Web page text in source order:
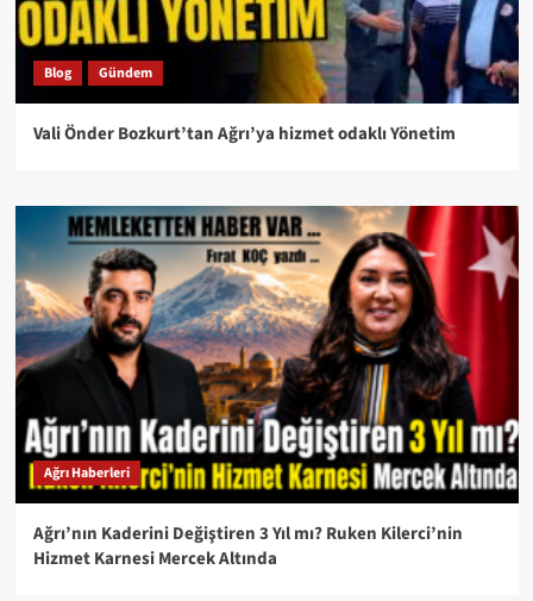
Blog Gündem
Vali Önder Bozkurt’tan Ağrı’ya hizmet odaklı Yönetim
Ağrı Haberleri
Ağrı’nın Kaderini Değiştiren 3 Yıl mı? Ruken Kilerci’nin
Hizmet Karnesi Mercek Altında